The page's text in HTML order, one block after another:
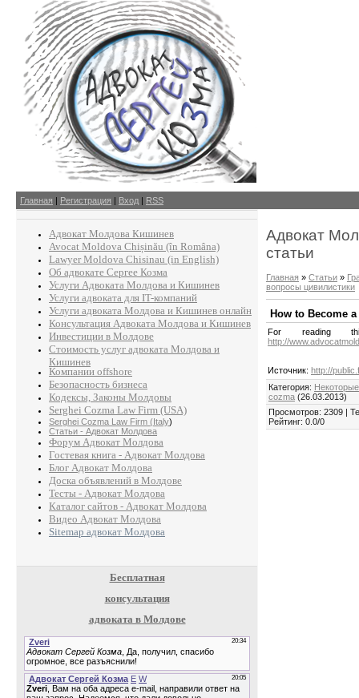
Главная | Регистрация | Вход | RSS
Адвокат Молдова Кишинев
Avocat Moldova Chișinău (în Româna)
Lawyer Moldova Chisinau (in English)
Об адвокате Сергее Козма
Услуги Адвоката Молдова и Кишинев
Услуги адвоката для IT-компаний
Услуги адвоката Молдова и Кишинев онлайн
Консультация Адвоката Молдова и Кишинев
Инвестиции в Молдове
Стоимость услуг адвоката Молдова и
Кишинев
Компании offshore
Безопасность бизнеса
Кодексы, Законы Молдовы
Serghei Cozma Law Firm (USA)
Serghei Cozma Law Firm (Italy)
Статьи - Адвокат Молдова
Форум Адвокат Молдова
Гостевая книга - Адвокат Молдова
Блог Адвокат Молдова
Доска объявлений в Молдове
Тесты - Адвокат Молдова
Каталог сайтов - Адвокат Молдова
Видео Адвокат Молдова
Sitemap адвокат Молдова
Бесплатная
консультация
адвоката в Молдове
Адвокат
статьи
Главная » Статьи »
вопросы цивилистики
How to Become
For reading
http://
Источник: http://
Категория:
cozma (26.03.2013)
Просмотров: 2309
Рейтинг: 0.0/0